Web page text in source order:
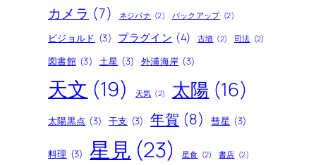
カメラ (7) ネジバナ (2) バックアップ (2)
ビジョルド (3) プラグイン (4) 古墳 (2) 司法 (2)
図書館 (3) 土星 (3) 外浦海岸 (3)
天文 (19) 天気 (2) 太陽 (16)
太陽黒点 (3) 干支 (3) 年賀 (8) 彗星 (3)
料理 (3) 星見 (23) 星食 (2) 書店 (2)